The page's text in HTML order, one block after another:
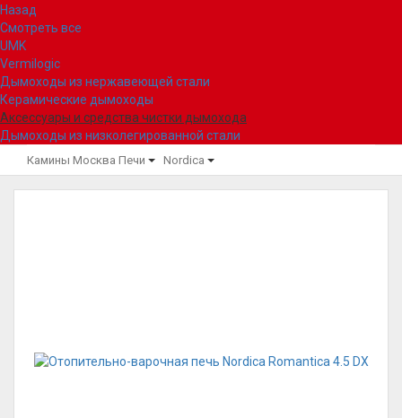
Назад
Смотреть все
UMK
Vermilogic
Дымоходы из нержавеющей стали
Керамические дымоходы
Аксессуары и средства чистки дымохода
Дымоходы из низколегированной стали
Камины Москва Печи Nordica